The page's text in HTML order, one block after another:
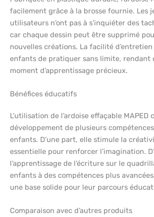
facilement grâce à la brosse fournie. Les
utilisateurs n’ont pas à s’inquiéter des
car chaque dessin peut être supprimé
nouvelles créations. La facilité
enfants de pratiquer sans limite, rendant
moment d’apprentissage précieux.
Bénéfices éducatifs
L’utilisation de l’ardoise effaçable MAPED
développement de plusieurs
enfants. D’une part, elle stimule la
essentielle pour renforcer l’imagination.
l’apprentissage de l’écriture sur le
enfants à des compétences plus
une base solide pour leur parcours
Comparaison avec d’autres produits